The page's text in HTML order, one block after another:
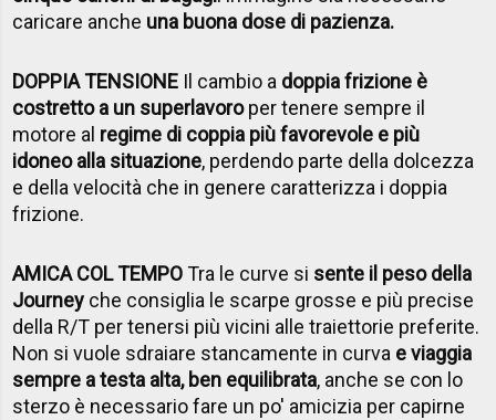
caricare anche una buona dose di pazienza.
DOPPIA TENSIONE Il cambio a doppia frizione è
costretto a un superlavoroper tenere sempre il
motore al regime di coppia più favorevole e più
idoneo alla situazione, perdendo parte della dolcezza
e della velocità che in genere caratterizza i doppia
frizione.
AMICA COL TEMPOTra le curve si sente il peso della
Journey che consiglia le scarpe grosse e più precise
della R/T per tenersi più vicini alle traiettorie preferite.
Non si vuole sdraiare stancamente in curva e viaggia
sempre a testa alta, ben equilibrata, anche se con lo
sterzo è necessario fare un po' amicizia per capirne